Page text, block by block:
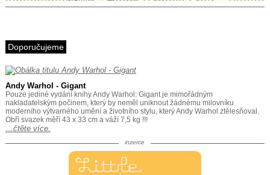
Doporučujeme
Andy Warhol - Gigant
Pouze jediné vydání knihy Andy Warhol: Gigant je mimořádným
nakladatelským počinem, který by neměl uniknout žádnému milovníku
moderního výtvarného umění a životního stylu, který Andy Warhol ztělesňoval.
Obří svazek měří 43 x 33 cm a váží 7,5 kg !!!
…čtěte více.
inzerce